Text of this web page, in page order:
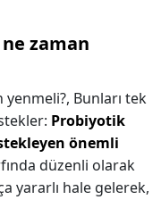
zaman
Bunları tek
Probiyotik
önemli
düzenli olarak
yararlı hale gelerek,